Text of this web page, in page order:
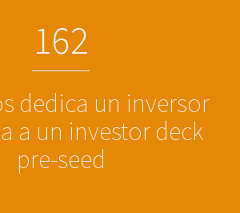
162
dedica un inversor
a un investor deck
pre-seed